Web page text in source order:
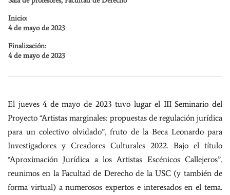
Inicio:
4 de mayo de 2023
Finalización:
4 de mayo de 2023
El jueves 4 de mayo de 2023 tuvo lugar el III Seminario del
Proyecto “Artistas marginales: propuestas de regulación jurídica
para un colectivo olvidado”, fruto de la Beca Leonardo para
Investigadores y Creadores Culturales 2022. Bajo el título
“Aproximación Jurídica a los Artistas Escénicos Callejeros”,
reunimos en la Facultad de Derecho de la USC (y también de
forma virtual) a numerosos expertos e interesados en el tema.